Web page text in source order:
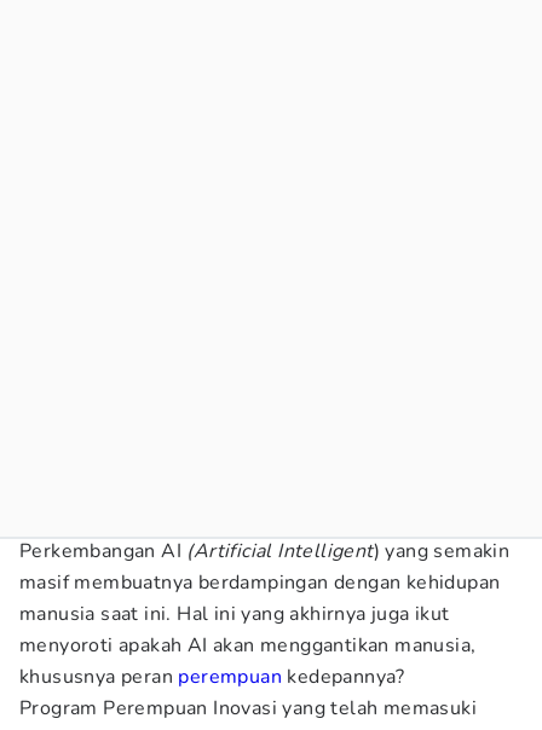
Perkembangan AI (Artificial Intelligent) yang semakin
masif membuatnya berdampingan dengan kehidupan
manusia saat ini. Hal ini yang akhirnya juga ikut
menyoroti apakah AI akan menggantikan manusia,
khususnya peran perempuan kedepannya?
Program Perempuan Inovasi yang telah memasuki